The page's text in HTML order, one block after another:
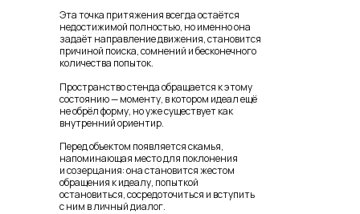
Перед объектом появляется скамья,
напоминающая место для поклонения
и созерцания: она становится жестом
обращения к идеалу, попыткой
остановиться, сосредоточиться и вступить
с ним в личный диалог.
Пространство стенда обращается к этому
состоянию — моменту, в котором идеал ещё
не обрёл форму, но уже существует как
внутренний ориентир.
Эта точка притяжения всегда остаётся
недостижимой полностью, но именно она
задаёт направление движения, становится
причиной поиска, сомнений и бесконечного
количества попыток.